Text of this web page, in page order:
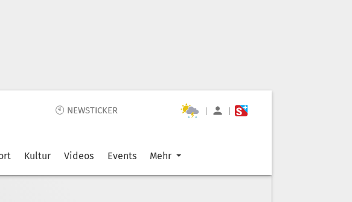
🕙 NEWSTICKER | |
Kultur Videos Events Mehr